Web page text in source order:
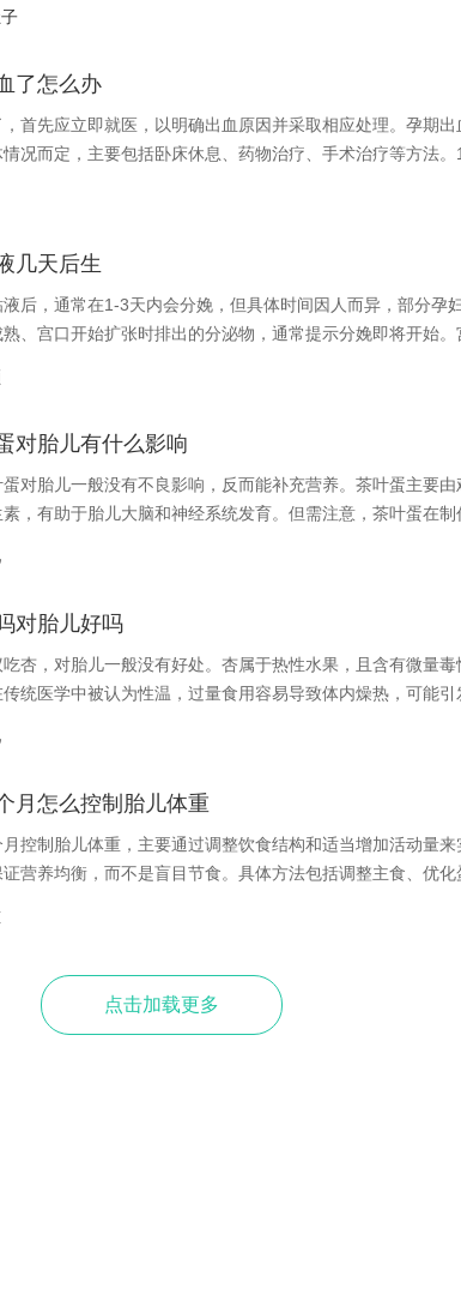
了怎么办
首先应立即就医，以明确出血原因并采取相应处理。孕期
况而定，主要包括卧床休息、药物治疗、手术治疗等方法
几天后生
后，通常在1-3天内会分娩，但具体时间因人而异，部分孕
、宫口开始扩张时排出的分泌物，通常提示分娩即将开始
对胎儿有什么影响
对胎儿一般没有不良影响，反而能补充营养。茶叶蛋主要
，有助于胎儿大脑和神经系统发育。但需注意，茶叶蛋在
对胎儿好吗
杏，对胎儿一般没有好处。杏属于热性水果，且含有微量
统医学中被认为性温，过量食用容易导致体内燥热，可能
月怎么控制胎儿体重
控制胎儿体重，主要通过调整饮食结构和适当增加活动量来
营养均衡，而不是盲目节食。具体方法包括调整主食、优
点击加载更多